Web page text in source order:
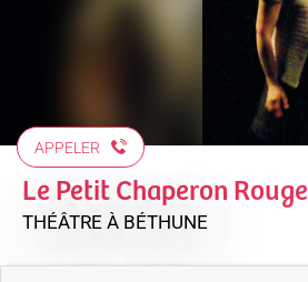
APPELER
Le Petit Chaperon Rouge
THÉÂTRE À BÉTHUNE